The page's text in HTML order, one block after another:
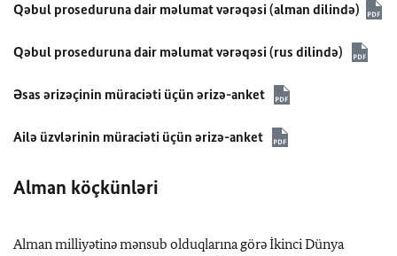
Qəbul proseduruna dair məlumat vərəqəsi (alman dilində)
Qəbul proseduruna dair məlumat vərəqəsi (rus dilində)
Əsas ərizəçinin müraciəti üçün ərizə-anket
Ailə üzvlərinin müraciəti üçün ərizə-anket
Alman köçkünləri
Alman milliyətinə mənsub olduqlarına görə İkinci Dünya